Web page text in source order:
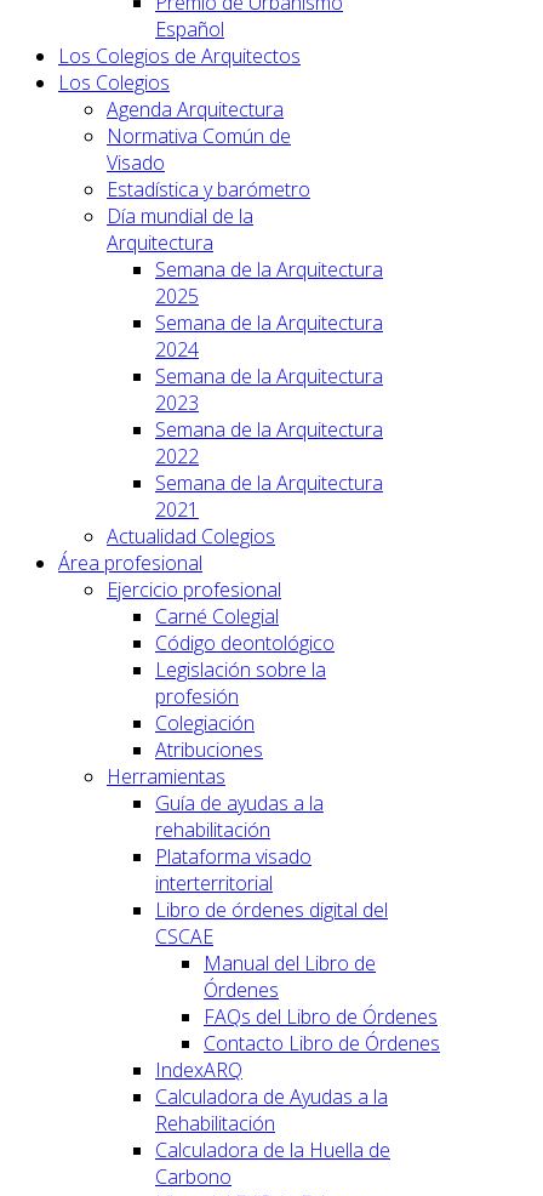
Español
Los Colegios de Arquitectos
Los Colegios
Agenda Arquitectura
Normativa Común de
Visado
Estadística y barómetro
Día mundial de la
Arquitectura
Semana de la Arquitectura
2025
Semana de la Arquitectura
2024
Semana de la Arquitectura
2023
Semana de la Arquitectura
2022
Semana de la Arquitectura
2021
Actualidad Colegios
Área profesional
Ejercicio profesional
Carné Colegial
Código deontológico
Legislación sobre la
profesión
Colegiación
Atribuciones
Herramientas
Guía de ayudas a la
rehabilitación
Plataforma visado
interterritorial
Libro de órdenes digital del
CSCAE
Manual del Libro de
Órdenes
FAQs del Libro de Órdenes
Contacto Libro de Órdenes
IndexARQ
Calculadora de Ayudas a la
Rehabilitación
Calculadora de la Huella de
Carbono